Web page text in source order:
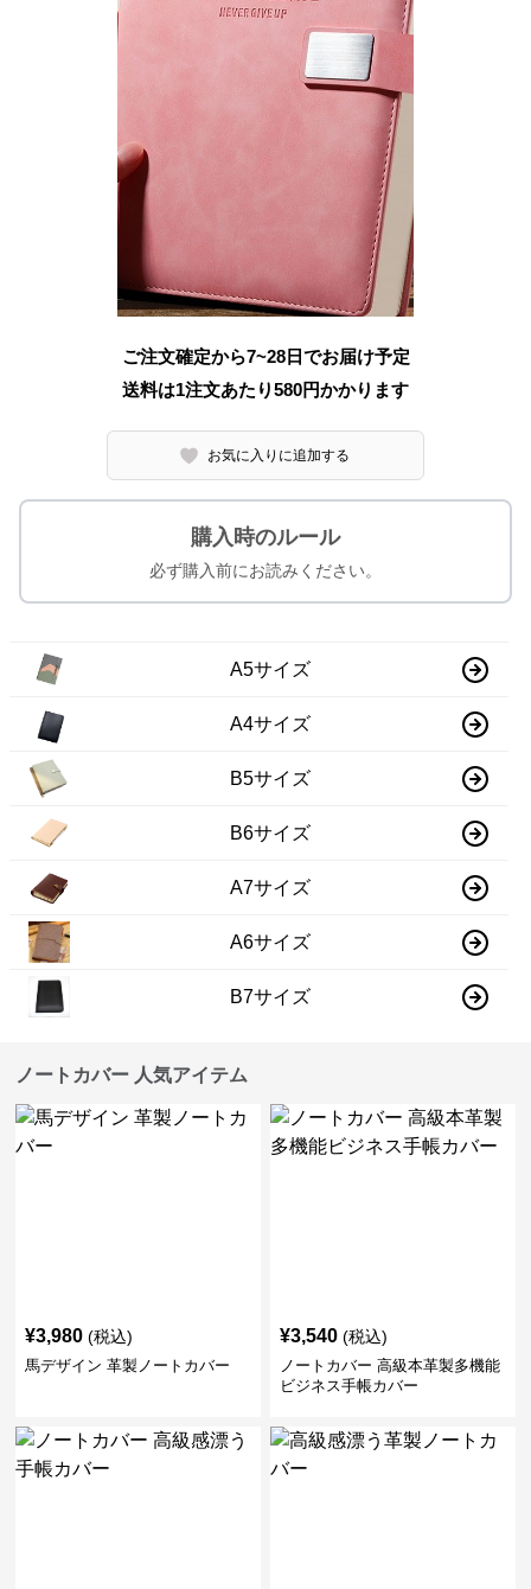
ご注文確定から7~28日でお届け予定
送料は1注文あたり580円かかります
お気に入りに追加する
購入時のルール
必ず購入前にお読みください。
A5サイズ
A4サイズ
B5サイズ
B6サイズ
A7サイズ
A6サイズ
B7サイズ
ノートカバー 人気アイテム
¥3,980 (税込)
馬デザイン 革製ノートカバー
¥3,540 (税込)
ノートカバー 高級本革製多機能
ビジネス手帳カバー